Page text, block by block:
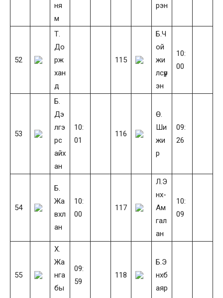
ня
м
рэн
52
Т.
До
рж
хан
д
115
Б.Ч
ой
жи
лсүр
эн
10:
00
53
Б.
Дэ
лгэ
рс
айх
ан
10:
01
116
Ө.
Ши
жи
р
09:
26
54
Б.
Жа
вхл
ан
10:
00
117
Л.Э
нх-
Ам
гал
ан
10:
09
55
Х.
Жа
нга
бы
09:
59
118
Б.Э
нхб
аяр